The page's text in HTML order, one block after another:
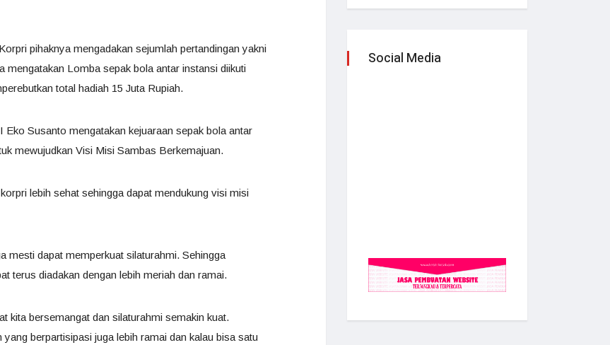
pihaknya mengadakan sejumlah pertandingan yakni
mengatakan Lomba sepak bola antar instansi diikuti
total hadiah 15 Juta Rupiah.
Susanto mengatakan kejuaraan sepak bola antar
mewujudkan Visi Misi Sambas Berkemajuan.
lebih sehat sehingga dapat mendukung visi misi
mesti dapat memperkuat silaturahmi. Sehingga
terus diadakan dengan lebih meriah dan ramai.
kita bersemangat dan silaturahmi semakin kuat.
berpartisipasi juga lebih ramai dan kalau bisa satu
Social Media